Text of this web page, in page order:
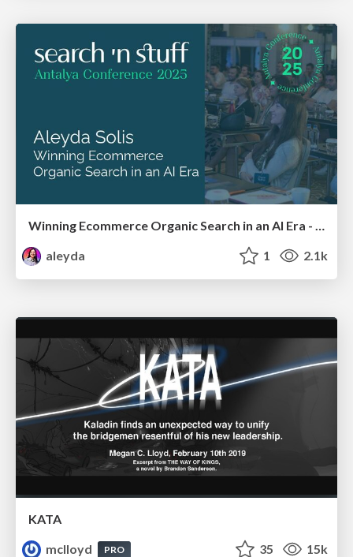
Winning Ecommerce Organic Search in an AI Era - #searchnstuff2025
aleyda
1 2.1k
KATA
mclloyd
PRO 35 15k